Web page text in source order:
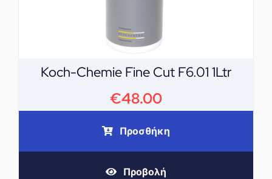
Koch-Chemie Fine Cut F6.01 1Ltr
€48.00
Προσθήκη
Προβολή